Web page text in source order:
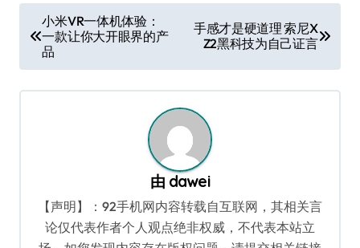
章
导
航
小米VR一体机体验：
一款让你大开眼界的产
品
手感才是硬道理 索尼X
Z2黑科技为自己证言
由 dawei
【声明】：92手机网内容转载自互联网，其相关言
论仅代表作者个人观点绝非权威，不代表本站立